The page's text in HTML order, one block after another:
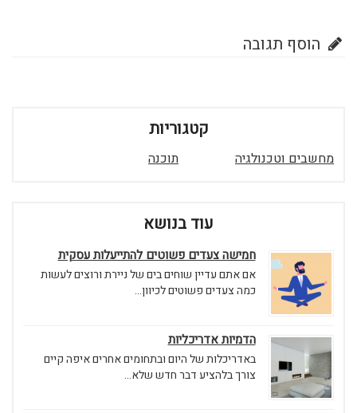
הוסף תגובה
קטגוריות
מחשבים וטכנולגיה תוכנה
עוד בנושא
חמישה צעדים פשוטים להתייעלות עסקית
אם אתם עדיין שוחים בים של ניירת ורוצים לעשות
כמה צעדים פשוטים לכיוון...
הדמיות אדריכליות
באדריכלות של היום ובתחומים אחרים איפה קיים
צורך בלהציע דבר חדש שלא...